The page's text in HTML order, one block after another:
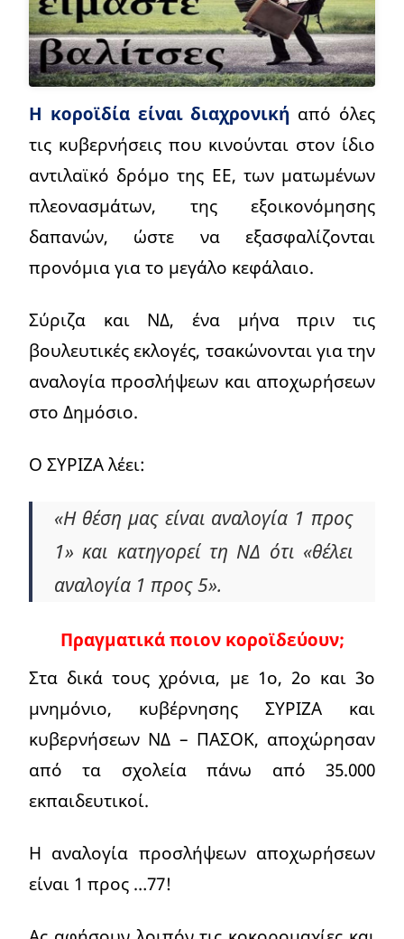
Η κοροϊδία είναι διαχρονική από όλες
τις κυβερνήσεις που κινούνται στον ίδιο
αντιλαϊκό δρόμο της ΕΕ, των ματωμένων
πλεονασμάτων, της εξοικονόμησης
δαπανών, ώστε να εξασφαλίζονται
προνόμια για το μεγάλο κεφάλαιο.
Σύριζα και ΝΔ, ένα μήνα πριν τις
βουλευτικές εκλογές, τσακώνονται για την
αναλογία προσλήψεων και αποχωρήσεων
στο Δημόσιο.
Ο ΣΥΡΙΖΑ λέει:
«Η θέση μας είναι αναλογία 1 προς
1» και κατηγορεί τη ΝΔ ότι «θέλει
αναλογία 1 προς 5».
Πραγματικά ποιον κοροϊδεύουν;
Στα δικά τους χρόνια, με 1ο, 2ο και 3ο
μνημόνιο, κυβέρνησης ΣΥΡΙΖΑ και
κυβερνήσεων ΝΔ – ΠΑΣΟΚ, αποχώρησαν
από τα σχολεία πάνω από 35.000
εκπαιδευτικοί.
Η αναλογία προσλήψεων αποχωρήσεων
είναι 1 προς …77!